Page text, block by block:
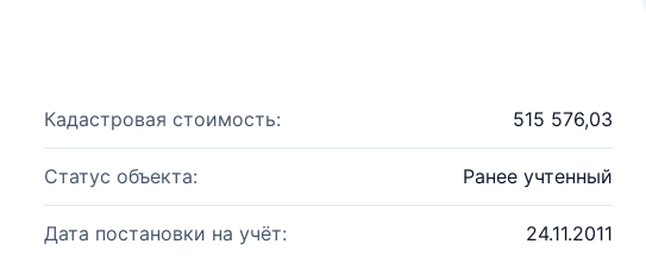
Кадастровая стоимость: 515 576,03
Статус объекта: Ранее учтенный
Дата постановки на учёт: 24.11.2011